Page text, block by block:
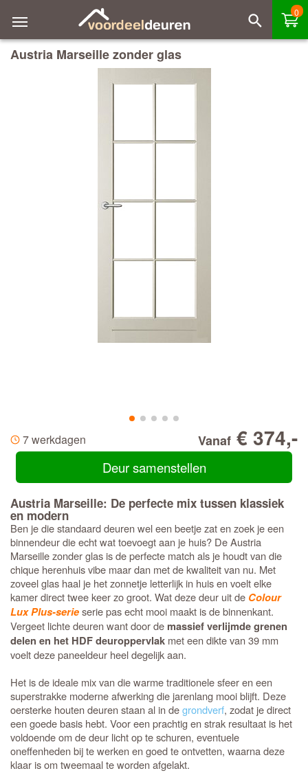
0
Austria Marseille zonder glas
7 werkdagen Vanaf € 374,-
Deur samenstellen
Austria Marseille: De perfecte mix tussen klassiek
en modern
Ben je die standaard deuren wel een beetje zat en zoek je een
binnendeur die echt wat toevoegt aan je huis? De Austria
Marseille zonder glas is de perfecte match als je houdt van die
chique herenhuis vibe maar dan met de kwaliteit van nu. Met
zoveel glas haal je het zonnetje letterlijk in huis en voelt elke
kamer direct twee keer zo groot. Wat deze deur uit de Colour
Lux Plus-serieserie pas echt mooi maakt is de binnenkant.
Vergeet lichte deuren want door de massief verlijmde grenen
delen en het HDF deuroppervlak met een dikte van 39 mm
voelt deze paneeldeur heel degelijk aan.
Het is de ideale mix van die warme traditionele sfeer en een
superstrakke moderne afwerking die jarenlang mooi blijft. Deze
oersterke houten deuren staan al in degrondverf, zodat je direct
een goede basis hebt. Voor een prachtig en strak resultaat is het
voldoende om de deur licht op te schuren, eventuele
oneffenheden bij te werken en goed te ontvetten, waarna deze
klaar is om tweemaal te worden afgelakt.